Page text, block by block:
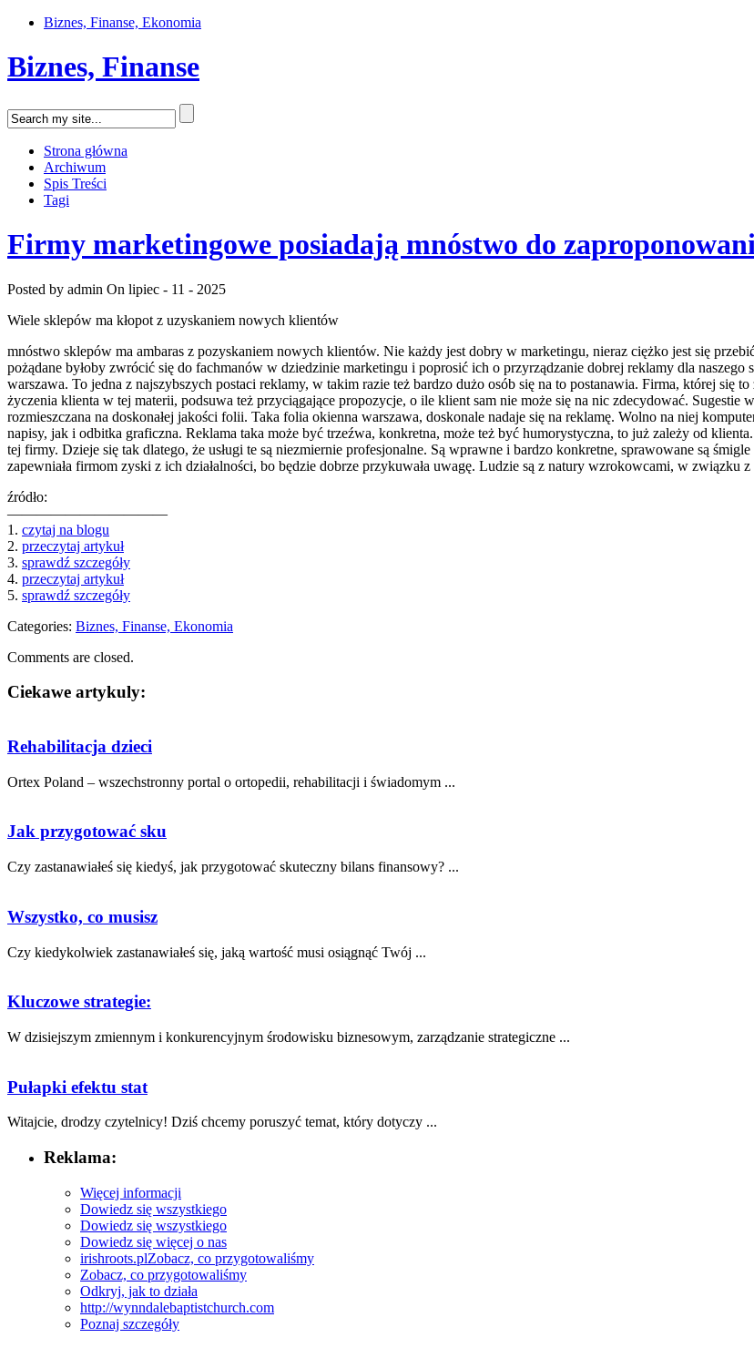
Biznes, Finanse, Ekonomia
Biznes, Finanse
Strona główna
Archiwum
Spis Treści
Tagi
Firmy marketingowe posiadają mnóstwo do
Posted by admin On lipiec - 11 - 2025
Wiele sklepów ma kłopot z uzyskaniem nowych klientów
mnóstwo sklepów ma ambaras z pozyskaniem nowych klientów. Nie każdy jest dobry w marketingu, nieraz ciężko jest się
pożądane byłoby zwrócić się do fachmanów w dziedzinie marketingu i poprosić ich o przyrządzanie dobrej reklamy dla
warszawa. To jedna z najszybszych postaci reklamy, w takim razie też bardzo dużo osób się na to postanawia. Firma, której
życzenia klienta w tej materii, podsuwa też przyciągające propozycje, o ile klient sam nie może się na nic zdecydować.
rozmieszczana na doskonałej jakości folii. Taka folia okienna warszawa, doskonale nadaje się na reklamę. Wolno na niej
napisy, jak i odbitka graficzna. Reklama taka może być trzeźwa, konkretna, może też być humorystyczna, to już zależy od
tej firmy. Dzieje się tak dlatego, że usługi te są niezmiernie profesjonalne. Są wprawne i bardzo konkretne, sprawowane są
zapewniała firmom zyski z ich działalności, bo będzie dobrze przykuwała uwagę. Ludzie są z natury wzrokowcami, w związku
źródło:
———————————
1. czytaj na blogu
2. przeczytaj artykuł
3. sprawdź szczegóły
4. przeczytaj artykuł
5. sprawdź szczegóły
Categories: Biznes, Finanse, Ekonomia
Comments are closed.
Ciekawe artykuly:
Rehabilitacja dzieci
Ortex Poland – wszechstronny portal o ortopedii, rehabilitacji i świadomym ...
Jak przygotować sku
Czy zastanawiałeś się kiedyś, ​jak przygotować skuteczny ⁤bilans ​finansowy? ...
Wszystko, co musisz
Czy kiedykolwiek⁤ zastanawiałeś‌ się, jaką wartość‌ musi osiągnąć Twój ...
Kluczowe strategie:
W dzisiejszym zmiennym ⁤i konkurencyjnym środowisku biznesowym, zarządzanie ‌strategiczne ...
Pułapki efektu stat
Witajcie, drodzy czytelnicy! Dziś chcemy poruszyć temat, który ⁢dotyczy ...
Reklama:
Więcej informacji
Dowiedz się wszystkiego
Dowiedz się wszystkiego
Dowiedz się więcej o nas
irishroots.plZobacz, co przygotowaliśmy
Zobacz, co przygotowaliśmy
Odkryj, jak to działa
http://wynndalebaptistchurch.com
Poznaj szczegóły